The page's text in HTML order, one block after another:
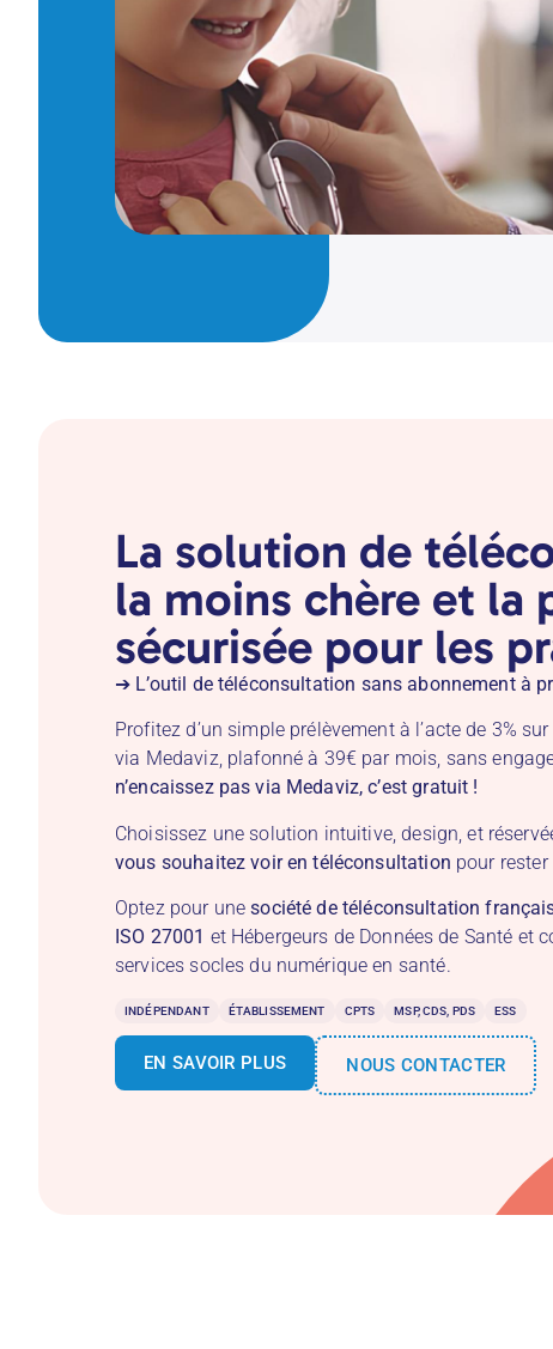
La solution de
la moins chère et la
sécurisée pour les
➔ L’outil de téléconsultation sans abonnement à
Profitez d’un simple prélèvement à l’acte de 3%
via Medaviz, plafonné à 39€ par mois, sans
n’encaissez pas via Medaviz, c’est gratuit !
Choisissez une solution intuitive, design, et
vous souhaitez voir en téléconsultation pour
Optez pour unesociété de téléconsultation
ISO 27001 et Hébergeurs de Données de Santé et
services socles du numérique en santé.
INDÉPENDANT ÉTABLISSEMENT CPTS MSP, CDS, PDS ESS
EN SAVOIR PLUS NOUS CONTACTER